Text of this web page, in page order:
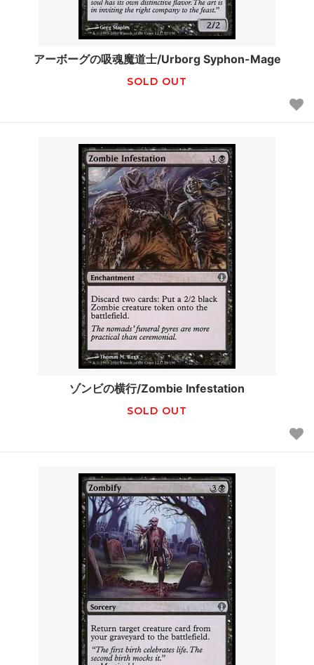
アーボーグの吸魂魔道士/Urborg Syphon-Mage
SOLD OUT
ゾンビの横行/Zombie Infestation
SOLD OUT